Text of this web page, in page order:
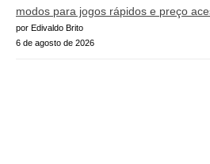
modos para jogos rápidos e preço
por Edivaldo Brito
6 de agosto de 2026